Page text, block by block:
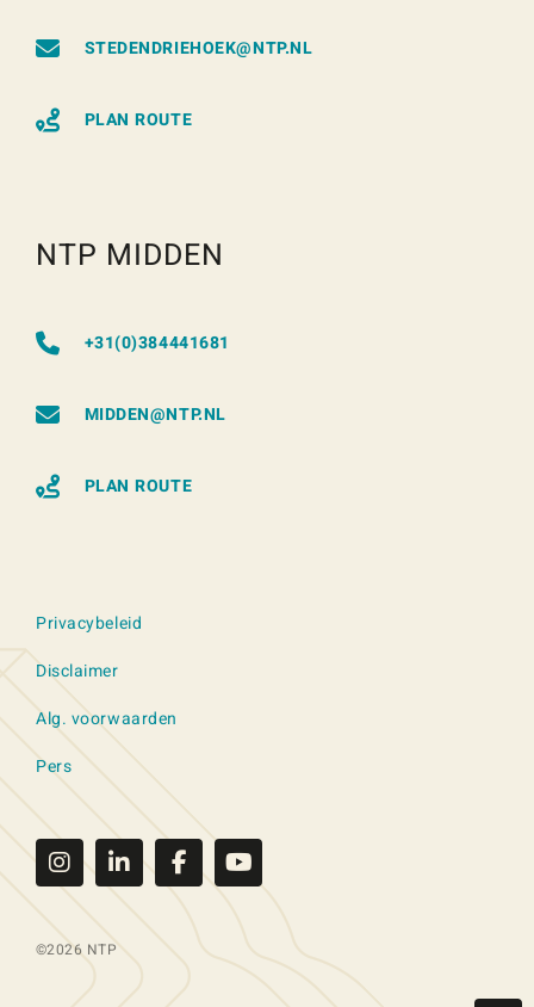
STEDENDRIEHOEK@NTP.NL
PLAN ROUTE
NTP MIDDEN
+31(0)384441681
MIDDEN@NTP.NL
PLAN ROUTE
Privacybeleid
Disclaimer
Alg. voorwaarden
Pers
©2026 NTP